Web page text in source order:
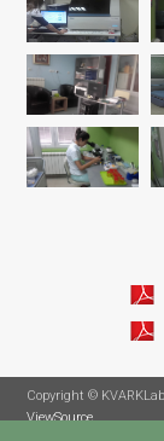
Copyright ©
ViewSource